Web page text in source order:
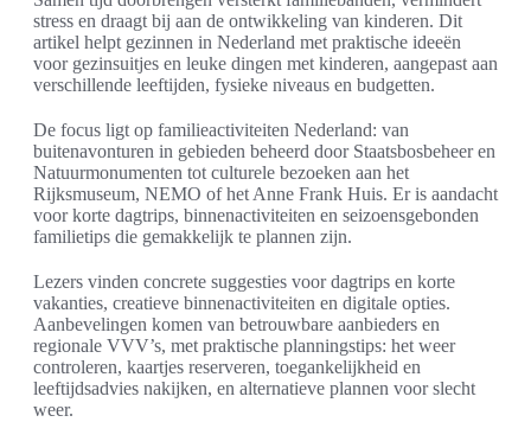
stress en draagt bij aan de ontwikkeling van kinderen. Dit
artikel helpt gezinnen in Nederland met praktische ideeën
voor gezinsuitjes en leuke dingen met kinderen, aangepast aan
verschillende leeftijden, fysieke niveaus en budgetten.
De focus ligt op familieactiviteiten Nederland: van
buitenavonturen in gebieden beheerd door Staatsbosbeheer en
Natuurmonumenten tot culturele bezoeken aan het
Rijksmuseum, NEMO of het Anne Frank Huis. Er is aandacht
voor korte dagtrips, binnenactiviteiten en seizoensgebonden
familietips die gemakkelijk te plannen zijn.
Lezers vinden concrete suggesties voor dagtrips en korte
vakanties, creatieve binnenactiviteiten en digitale opties.
Aanbevelingen komen van betrouwbare aanbieders en
regionale VVV’s, met praktische planningstips: het weer
controleren, kaartjes reserveren, toegankelijkheid en
leeftijdsadvies nakijken, en alternatieve plannen voor slecht
weer.